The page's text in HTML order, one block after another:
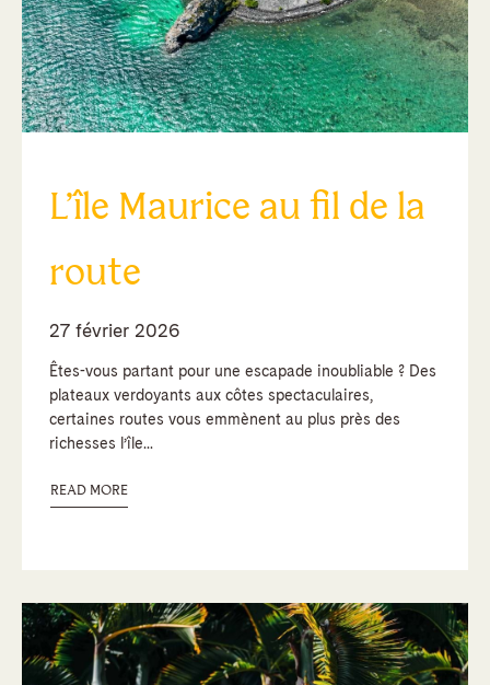
L’île Maurice au fil de la
route
27 février 2026
Êtes-vous partant pour une escapade inoubliable ? Des
plateaux verdoyants aux côtes spectaculaires,
certaines routes vous emmènent au plus près des
richesses l’île...
READ MORE